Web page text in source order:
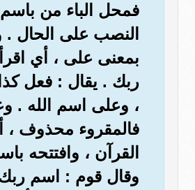
فمحل الباء من
النصب على الحال .
بمعنى على ، أي
ربك . يقال : فعل
، وعلى اسم الله .
فالمقروء محذوف ،
القرآن ، وافتتحه
وقال قوم : اسم